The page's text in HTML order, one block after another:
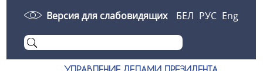
Версия для слабовидящих БЕЛ РУС Eng